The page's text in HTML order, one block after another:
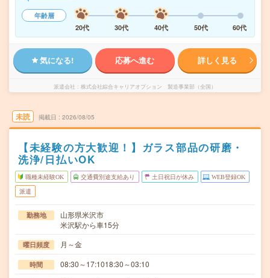
年齢層
20代
30代 40代 50代 60代
気になる! 応募へ進む 詳しく見る
派遣会社 株式会社綜合キャリアオプション 製造事業部（全国）
未読 掲載日 2026/08/05
【未経験の方大歓迎！】ガラス部品の研磨・
洗浄/日払いOK
職種未経験OK 交通費別途支給あり 土日祝日が休み WEB登録OK
派遣
勤務地
山形県米沢市
米沢駅から車15分
曜日頻度 月～金
時間 08:30～17:1018:30～03:10